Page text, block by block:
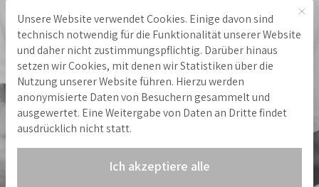
Mit
Hinweis zu Cookies
Unsere Website verwendet Cookies. Einige davon sind
technisch notwendig für die Funktionalität unserer Website
und daher nicht zustimmungspflichtig. Darüber hinaus
setzen wir Cookies, mit denen wir Statistiken über die
Nutzung unserer Website führen. Hierzu werden
anonymisierte Daten von Besuchern gesammelt und
ausgewertet. Eine Weitergabe von Daten an Dritte findet
ausdrücklich nicht statt.
Ich akzeptiere alle